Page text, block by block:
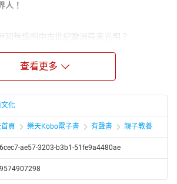
人！
知無識的中古世紀歐洲帶來光明？
教將阿拉伯人凝聚在一起？
大的帝國？
黑暗時代，
會更是衝突不斷。
綻放光輝，
意想不到！
表、閱讀素養、國際觀、封建制度、黑暗時
查看更多
化
頁 樂天Kobo電子書 有聲書 親子教養
ae57-3203-b3b1-51fe9a4480ae